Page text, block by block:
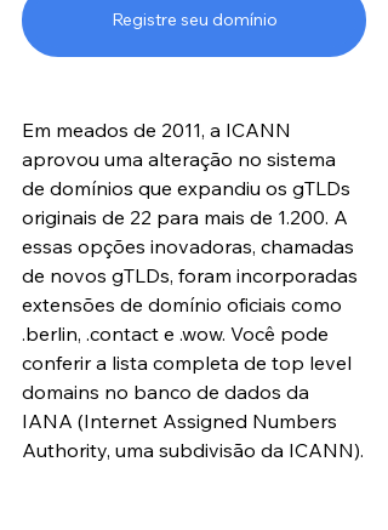
Registre seu domínio
Em meados de 2011, a ICANN
aprovou uma alteração no sistema
de domínios que expandiu os gTLDs
originais de 22 para mais de 1.200. A
essas opções inovadoras, chamadas
de novos gTLDs, foram incorporadas
extensões de domínio oficiais como
.berlin, .contact e .wow. Você pode
conferir a lista completa de top level
domains no banco de dados da
IANA (Internet Assigned Numbers
Authority, uma subdivisão da ICANN).